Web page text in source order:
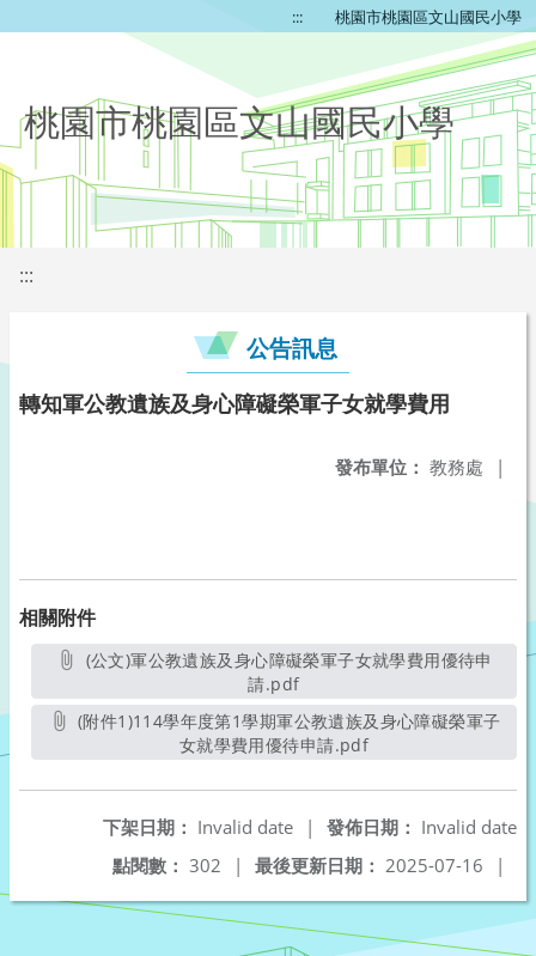
::: 桃園市桃園區文山國民小學
桃園市桃園區文山國民小學
:::
公告訊息
轉知軍公教遺族及身心障礙榮軍子女就學費用
發布單位： 教務處 |
相關附件
請.pdf另開新視窗
女就學費用優待申請.pdf另開新視窗
發佈日期： Invalid date
下架日期： Invalid date
|
最後更新日期： 2025-07-16 |
點閱數： 302 |